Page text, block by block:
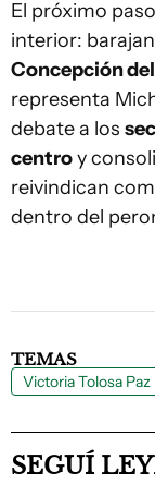
El próximo
interior:
Concepción
representa
debate a los
centroy
reivindican
dentro del
TEMAS
Victoria Tolosa Paz
SEGUÍ